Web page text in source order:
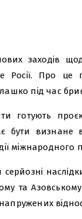
заходів
Про це
під час
готують
бути визнане
міжнародного
та